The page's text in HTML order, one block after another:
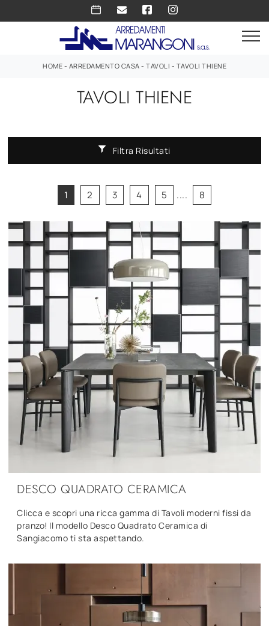
HOME - ARREDAMENTO CASA - TAVOLI - TAVOLI THIENE
TAVOLI THIENE
Filtra Risultati
1 2 3 4 5 .... 8
DESCO QUADRATO CERAMICA
Clicca e scopri una ricca gamma di Tavoli moderni fissi da
pranzo! Il modello Desco Quadrato Ceramica di
Sangiacomo ti sta aspettando.